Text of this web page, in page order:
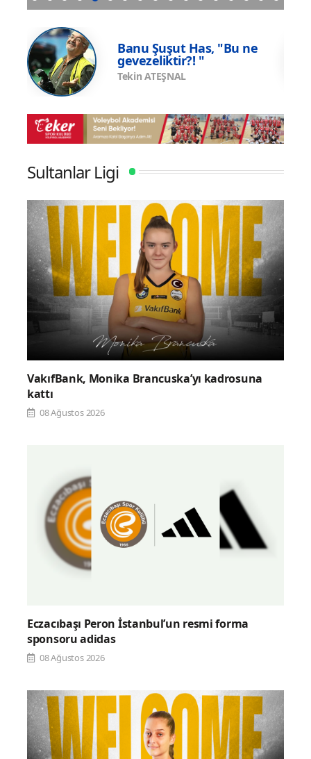
Eczacıbaşı Peron İstanbul’un resmi forma
Banu Şuşut Has, "Bu ne
gevezeliktir?! "
Tekin ATEŞNAL
Sultanlar Ligi
VakıfBank, Monika Brancuska’yı kadrosuna
kattı
08 Ağustos 2026
Eczacıbaşı Peron İstanbul’un resmi forma
sponsoru adidas
08 Ağustos 2026